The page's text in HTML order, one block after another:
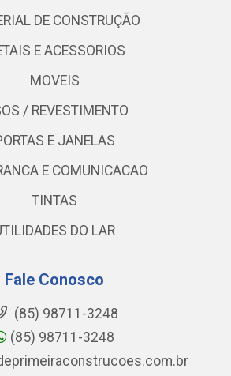
DE CONSTRUÇÃO
E ACESSORIOS
MOVEIS
/ REVESTIMENTO
E JANELAS
E COMUNICACAO
TINTAS
DO LAR
Fale Conosco
(85) 98711-3248
(85) 98711-3248